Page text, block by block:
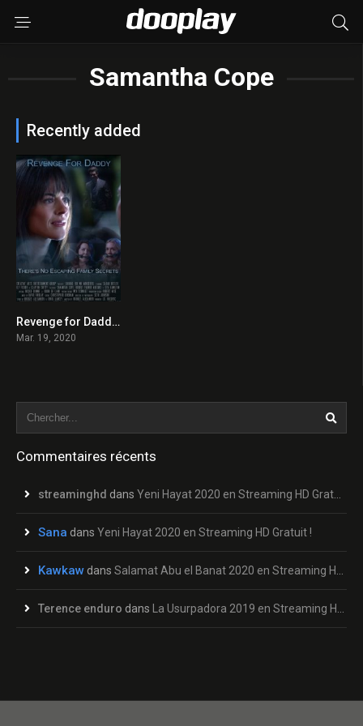
Samantha Cope
Recently added
5.0Revenge for Daddy 2020 en Streaming HD Gratuit !
Mar. 19, 2020
Commentaires récents
streaminghd dans Yeni Hayat 2020 en Streaming HD Gratuit !
Sana dans Yeni Hayat 2020 en Streaming HD Gratuit !
Kawkaw dans Salamat Abu el Banat 2020 en Streaming HD Gratuit !
Terence enduro dans La Usurpadora 2019 en Streaming HD Gratuit !